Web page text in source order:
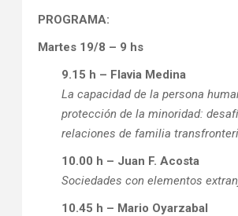
PROGRAMA:
Martes 19/8 – 9 hs
9.15 h – Flavia Medina
La capacidad de la persona
protección de la minoridad:
relaciones de familia
10.00 h – Juan F. Acosta
Sociedades con elementos
10.45 h – Mario Oyarzabal